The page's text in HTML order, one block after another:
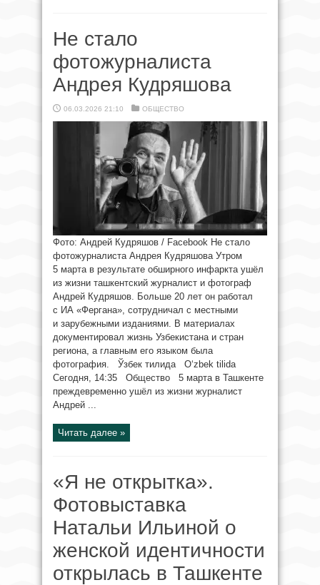
Не стало
фотожурналиста
Андрея Кудряшова
06.03.2026 21:10 ОБЩЕСТВО
Фото: Андрей Кудряшов / Facebook Не стало
фотожурналиста Андрея Кудряшова Утром
5 марта в результате обширного инфаркта ушёл
из жизни ташкентский журналист и фотограф
Андрей Кудряшов. Больше 20 лет он работал
с ИА «Фергана», сотрудничал с местными
и зарубежными изданиями. В материалах
документировал жизнь Узбекистана и стран
региона, а главным его языком была
фотография. Ўзбек тилида O‘zbek tilida
Сегодня, 14:35 Общество 5 марта в Ташкенте
преждевременно ушёл из жизни журналист
Андрей ...
Читать далее »
«Я не открытка».
Фотовыставка
Натальи Ильиной о
женской идентичности
открылась в Ташкенте